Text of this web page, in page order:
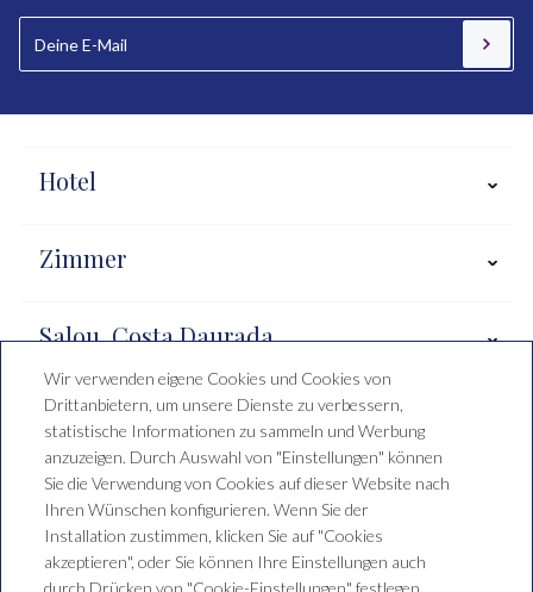
Hotel
Zimmer
Salou, Costa Daurada
Buchungsbedingungen
Hotel Santa Mónica Playa
C/ de Falset, 1, 43840 Salou,
Wir verwenden eigene Cookies und Cookies von
Drittanbietern, um unsere Dienste zu verbessern,
statistische Informationen zu sammeln und Werbung
anzuzeigen. Durch Auswahl von "Einstellungen" können
Sie die Verwendung von Cookies auf dieser Website nach
Ihren Wünschen konfigurieren. Wenn Sie der
Installation zustimmen, klicken Sie auf "Cookies
akzeptieren", oder Sie können Ihre Einstellungen auch
durch Drücken von "Cookie-Einstellungen" festlegen.